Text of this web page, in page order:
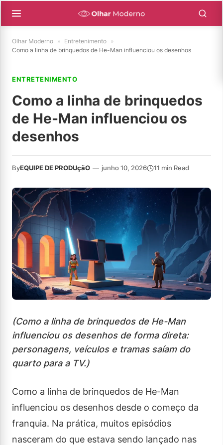
Olhar Moderno » Entretenimento »
Como a linha de brinquedos de He-Man influenciou os desenhos
ENTRETENIMENTO
Como a linha de brinquedos
de He-Man influenciou os
desenhos
ByEQUIPE DE PRODUçãO — junho 10, 2026 11 min Read
(Como a linha de brinquedos de He-Man
influenciou os desenhos de forma direta:
personagens, veículos e tramas saíam do
quarto para a TV.)
Como a linha de brinquedos de He-Man
influenciou os desenhos desde o começo da
franquia. Na prática, muitos episódios
nasceram do que estava sendo lançado nas